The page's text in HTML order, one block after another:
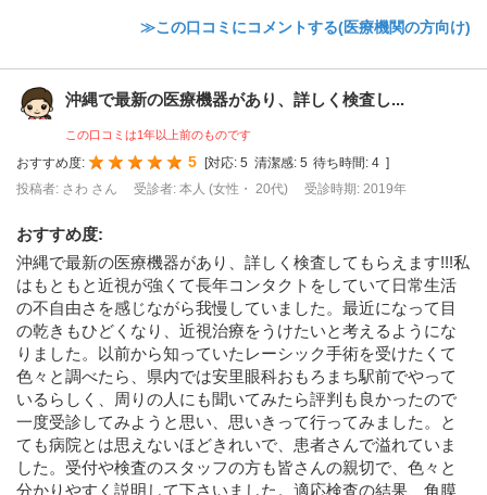
≫この口コミにコメントする(医療機関の方向け)
沖縄で最新の医療機器があり、詳しく検査し...
この口コミは1年以上前のものです
おすすめ度: 5 [対応: 5 清潔感: 5 待ち時間: 4 ]
投稿者: さわ さん
受診者: 本人 (女性・ 20代) 受診時期: 2019年
おすすめ度:
沖縄で最新の医療機器があり、詳しく検査してもらえます!!!私
はもともと近視が強くて長年コンタクトをしていて日常生活
の不自由さを感じながら我慢していました。最近になって目
の乾きもひどくなり、近視治療をうけたいと考えるようにな
りました。以前から知っていたレーシック手術を受けたくて
色々と調べたら、県内では安里眼科おもろまち駅前でやって
いるらしく、周りの人にも聞いてみたら評判も良かったので
一度受診してみようと思い、思いきって行ってみました。と
ても病院とは思えないほどきれいで、患者さんで溢れていま
した。受付や検査のスタッフの方も皆さんの親切で、色々と
分かりやすく説明して下さいました。適応検査の結果、角膜